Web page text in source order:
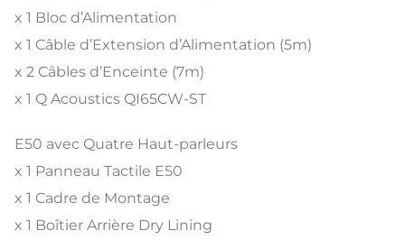
x 1 Bloc d’Alimentation
x 1 Câble d’Extension d’Alimentation (5m)
x 2 Câbles d’Enceinte (7m)
x 1 Q Acoustics QI65CW-ST
E50 avec Quatre Haut-parleurs
x 1 Panneau Tactile E50
x 1 Cadre de Montage
x 1 Boîtier Arrière Dry Lining